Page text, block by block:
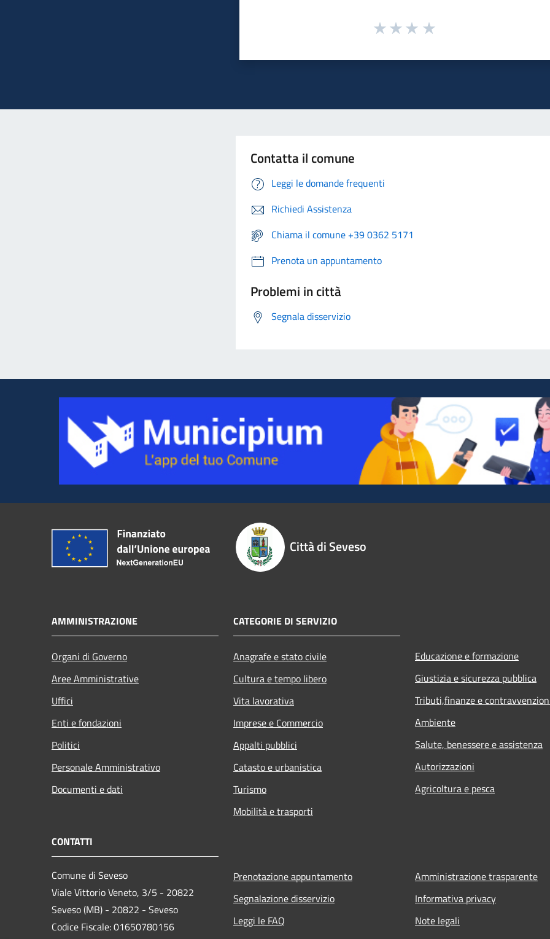
Contatta il comune
Leggi le domande frequenti
Richiedi Assistenza
Chiama il comune +39 0362 5171
Prenota un appuntamento
Problemi in città
Segnala disservizio
Città di Seveso
AMMINISTRAZIONE
Organi di Governo
Aree Amministrative
Uffici
Enti e fondazioni
Politici
Personale Amministrativo
Documenti e dati
CATEGORIE DI SERVIZIO
Anagrafe e stato civile
Cultura e tempo libero
Vita lavorativa
Imprese e Commercio
Appalti pubblici
Catasto e urbanistica
Turismo
Mobilità e trasporti
Educazione e formazione
Giustizia e sicurezza pubblica
Tributi,finanze e
Ambiente
Salute, benessere e assistenza
Autorizzazioni
Agricoltura e pesca
CONTATTI
Comune di Seveso
Viale Vittorio Veneto, 3/5 - 20822
Seveso (MB) - 20822 - Seveso
Codice Fiscale: 01650780156
Prenotazione appuntamento
Segnalazione disservizio
Leggi le FAQ
Amministrazione trasparente
Informativa privacy
Note legali